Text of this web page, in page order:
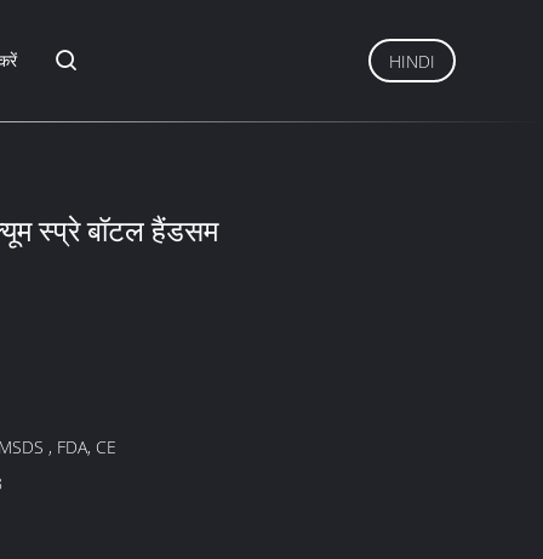
HINDI
स्प्रे बॉटल हैंडसम
, FDA, CE